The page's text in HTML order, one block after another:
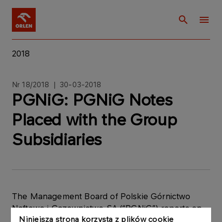
Niniejsza strona korzysta z plików cookie
2018
Nr 18/2018 | 30-03-2018
PGNiG: PGNiG Notes
Placed with the Group
Subsidiaries
The Management Board of Polskie Górnictwo
Naftowe i Gazownictwo SA (“PGNiG”) reports on
the acquisition of PGNiG debt securities by the